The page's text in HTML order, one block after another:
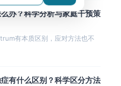
办？科学分析与家庭干预策
有本质区别，应对方法也不
有什么区别？科学区分方法